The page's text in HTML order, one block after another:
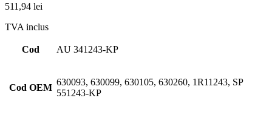
511,94 lei
TVA inclus
Cod AU 341243-KP
Cod OEM
630093, 630099, 630105, 630260, 1R11243, SP
551243-KP